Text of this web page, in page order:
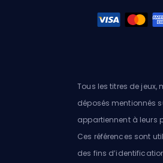
Tous les titres de
déposés mentionnés
appartiennent à leurs
Ces références sont
des fins